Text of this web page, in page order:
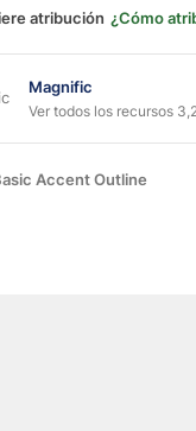
atribución ¿Cómo
Magnific
Ver todos los recursos
Accent Outline